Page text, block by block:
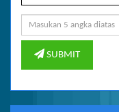
SUBMIT